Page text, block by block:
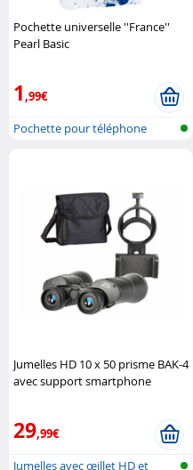
Pochette universelle ''France''
Pearl Basic
1,99€
Pochette pour téléphone
Jumelles HD 10 x 50 prisme BAK-4
avec support smartphone
29,99€
Jumelles avec œillet HD et